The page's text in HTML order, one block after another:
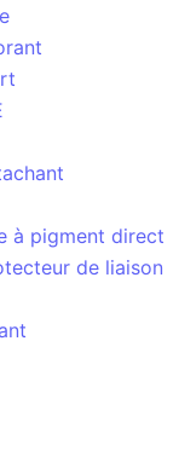
à pigment direct
de liaison